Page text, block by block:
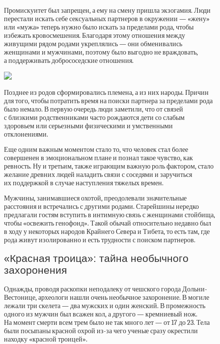
Промискуитет был запрещен, а ему на смену пришла экзогамия. Люди
перестали искать себе сексуальных партнеров в окружении — «жену»
или «мужа» теперь нужно было искать за пределами рода, чтобы
избежать кровосмешения. Благодаря этому отношения между
живущими рядом родами укреплялись — они обменивались
женщинами и мужчинами, поэтому было выгодно не враждовать,
а поддерживать добрососедские отношения.
Позднее из родов сформировались племена, а из них народы. Причин
для того, чтобы потратить время на поиски партнера за пределами рода
было немало. В первую очередь люди заметили, что от связей
с близкими родственниками часто рождаются дети со слабым
здоровьем или серьезными физическими и умственными
отклонениями.
Еще одним важным моментом стало то, что человек стал более
совершенен в эмоциональном плане и познал такое чувство, как
ревность. Ну и третьим, также играющим важную роль фактором, стало
желание древних людей наладить связи с соседями и заручиться
их поддержкой в случае наступления тяжелых времен.
Мужчины, занимавшиеся охотой, преодолевали значительные
расстояния и встречались с другими родами. Старейшины нередко
предлагали гостям вступить в интимную связь с женщинами стойбища,
чтобы «освежить генофонд». Такой обычай относительно недавно был
в ходу у некоторых народов Крайнего Севера и Тибета, то есть там, где
рода живут изолированно и есть трудности с поиском партнеров.
«Красная троица»: тайна необычного
захоронения
Однажды, проводя раскопки неподалеку от чешского города Дольни-
Вестонице, археологи нашли очень необычное захоронение. В могиле
лежали три скелета — два мужских и один женский. В промежность
одного из мужчин был всажен кол, а другого — кремниевый нож.
На момент смерти всем трем было не так много лет — от 17 до 23. Тела
были посыпаны красной охрой из-за чего ученые сразу окрестили
находку «красной троицей».